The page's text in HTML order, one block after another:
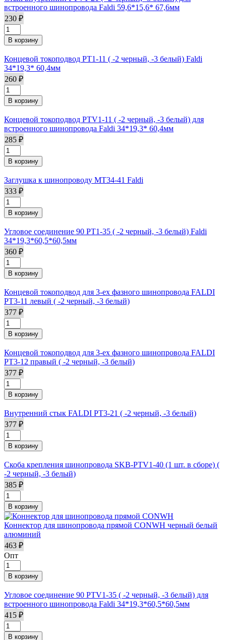
встроенного шинопровода Faldi 59,6*15,6* 67,6мм
230 ₽
Концевой токоподвод PT1-11 ( -2 черный, -3 белый) Faldi
34*19,3* 60,4мм
260 ₽
Концевой токоподвод PTV1-11 ( -2 черный, -3 белый) для
встроенного шинопровода Faldi 34*19,3* 60,4мм
285 ₽
Заглушка к шинопроводу MT34-41 Faldi
333 ₽
Угловое соединение 90 PT1-35 ( -2 черный, -3 белый) Faldi
34*19,3*60,5*60,5мм
360 ₽
Концевой токоподвод для 3-ех фазного шинопровода FALDI
PT3-11 левый ( -2 черный, -3 белый)
377 ₽
Концевой токоподвод для 3-ех фазного шинопровода FALDI
PT3-12 правый ( -2 черный, -3 белый)
377 ₽
Внутренний стык FALDI PT3-21 ( -2 черный, -3 белый)
377 ₽
Скоба крепления шинопровода SKB-PTV1-40 (1 шт. в сборе) (
-2 черный, -3 белый)
385 ₽
Коннектор для шинопровода прямой CONWH черный белый
алюминий
463 ₽
Опт
Угловое соединение 90 PTV1-35 ( -2 черный, -3 белый) для
встроенного шинопровода Faldi 34*19,3*60,5*60,5мм
415 ₽